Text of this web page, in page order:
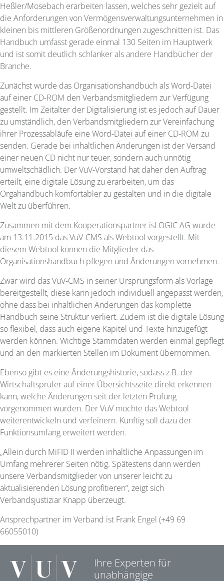
Heßler/Mosebach erarbeiten lassen, welches sehr gezielt auf
die Anforderungen von Vermögensverwaltungsunternehmen in
kleinen bis mittleren Größenordnungen zugeschnitten ist. Das
Handbuch umfasst gerade einmal 130 Seiten im Hauptwerk
und ist somit deutlich schlanker als andere Handbücher der
Branche.
Zunächst wurde das Organisationshandbuch als Word-Datei
auf einer CD-ROM den Verbandsmitgliedern zur Verfügung
gestellt. Im Zeitalter der Digitalisierung ist es jedoch auf Dauer
zu umständlich, den Verbandsmitgliedern zur Vereinfachung
ihrer Prozessabläufe eine Word-Datei auf einer CD-ROM zu
senden. Gerade bei inhaltlichen Änderungen ist der Versand
einer neuen CD nicht nur teuer, sondern auch unnötig
umweltschädlich. Der VuV-Vorstand hat daher den Auftrag
erteilt, eine digitale Lösung zu erarbeiten, um das
Orgahandbuch komfortabler zu gestalten und in die digitale
Welt zu überführen.
Zusammen mit dem Kooperationspartner isLOGIC AG wurde
am 13.11.2015 das VuV-CMS als Webtool vorgestellt. Mit
diesem Webtool können die Mitglieder das
Organisationshandbuch pflegen und Änderungen vornehmen.
Zwar wird das VuV-CMS in seiner Ursprungsform als Vorlage
bereitgestellt, diese kann jedoch individuell angepasst werden,
ohne dass bei inhaltlichen Änderungen das komplette
Handbuch seine Struktur verliert. Zudem ist die digitale Lösung
so flexibel, dass auch eigene Kapitel und Texte hinzugefügt
werden können. Wichtige Stammdaten werden einmal gepflegt
und an den markierten Stellen im Dokument übernommen.
Ebenso gibt es eine Änderungshistorie, sodass z.B. der
Wirtschaftsprüfer auf einer Übersichtsseite direkt erkennen
kann, welche Änderungen seit der letzten Prüfung
vorgenommen wurden. Der VuV möchte das Webtool
weiterentwickeln und verfeinern. Künftig soll dazu der
Funktionsumfang erweitert werden.
„Allein durch MiFID II werden inhaltliche Anpassungen im
Umfang mehrerer Seiten nötig. Spätestens dann werden
unsere Verbandsmitglieder von unserer leicht zu
aktualisierenden Lösung profitieren“, zeigt sich
Verbandsjustiziar Knapp überzeugt.
Ansprechpartner im Verband ist Frank Engel (+49 69
66055010)
Ihre Experten für
unabhängige